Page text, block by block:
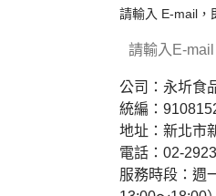
請輸入 E-mail，
公司：永圻食
統編：
地址：新北市
電話： 02-
服務時段： 週